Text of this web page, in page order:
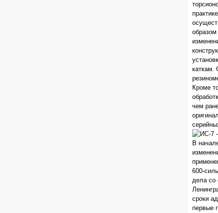
каткам.
Кроме
чем
В
600-
дела со
сроки
первые